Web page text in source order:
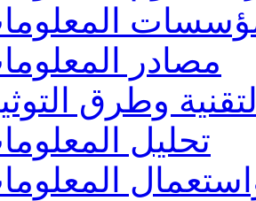
مصادر
وطرق
تحليل